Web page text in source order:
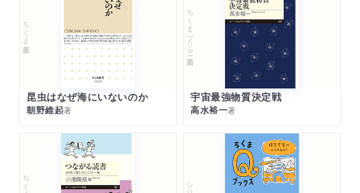
ちくま新書
昆虫はなぜ海にいないのか
朝野維起著
ちくまプリマー新書
宇宙最強物質決定戦
高水裕一著